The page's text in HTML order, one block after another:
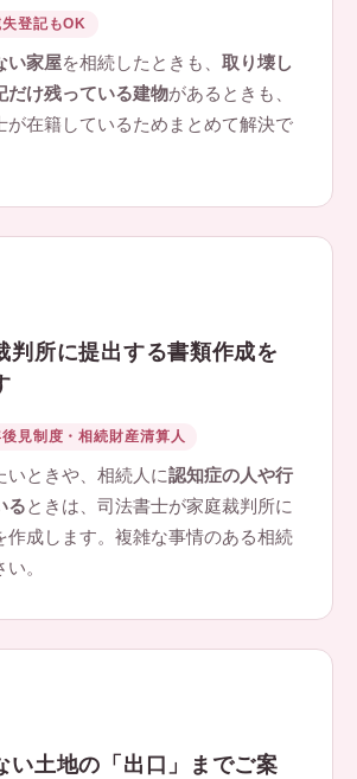
登記もOK
い家屋を相続したときも、 取り壊し
だけ残っている建物があるときも、
が在籍しているためまとめて解決で
判所に提出する書類作成を
見制度・相続財産清算人
いときや、相続人に認知症の人や行
るときは、司法書士が家庭裁判所に
作成します。複雑な事情のある相続
。
い土地の「出口」までご案